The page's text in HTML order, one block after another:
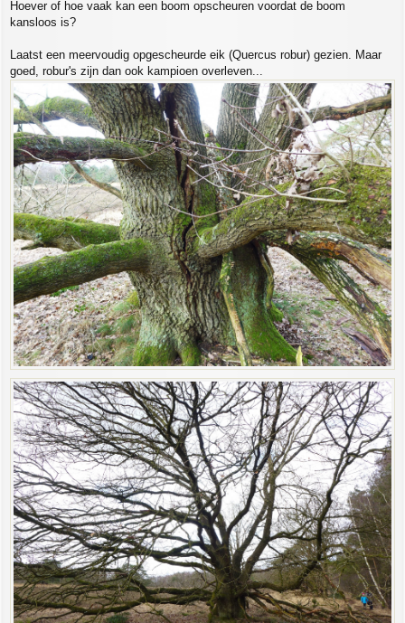
s
t
Hoever of hoe vaak kan een boom opscheuren voordat de boom
kansloos is?
Laatst een meervoudig opgescheurde eik (Quercus robur) gezien. Maar
goed, robur's zijn dan ook kampioen overleven...